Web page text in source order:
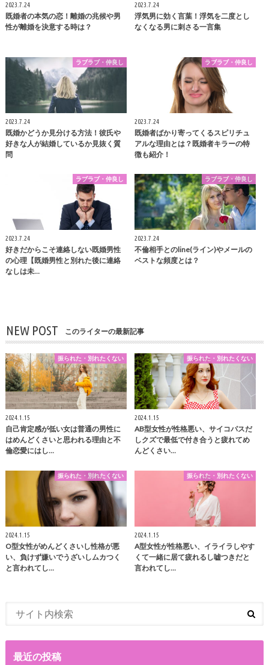
2023.7.24
既婚者の本気の恋！離婚の兆候や男
性が離婚を決意する時は？
2023.7.24
浮気男に効く言葉！浮気を二度とし
なくなる男に刺さる一言集
ラブラブ・仲良し
2023.7.24
既婚かどうか見分ける方法！彼氏や
好きな人が結婚しているか見抜く質
問
ラブラブ・仲良し
2023.7.24
既婚者ばかり寄ってくるスピリチュ
アルな理由とは？既婚者キラーの特
徴も紹介！
ラブラブ・仲良し
2023.7.24
好きだからこそ連絡しない既婚男性
の心理【既婚男性と別れた後に連絡
なしは未…
ラブラブ・仲良し
2023.7.24
不倫相手とのline(ライン)やメールの
ベストな頻度とは？
NEW POST このライターの最新記事
振られた・別れたくない
2024.1.15
自己肯定感が低い女は普通の男性に
はめんどくさいと思われる理由と不
倫恋愛にはし…
振られた・別れたくない
2024.1.15
AB型女性が性格悪い、サイコパスだ
しクズで最低で付き合うと疲れてめ
んどくさい…
振られた・別れたくない
2024.1.15
O型女性がめんどくさいし性格が悪
い、負けず嫌いでうざいしムカつく
と言われてし…
振られた・別れたくない
2024.1.15
A型女性が性格悪い、イライラしやす
くて一緒に居て疲れるし嘘つきだと
言われてし…
最近の投稿